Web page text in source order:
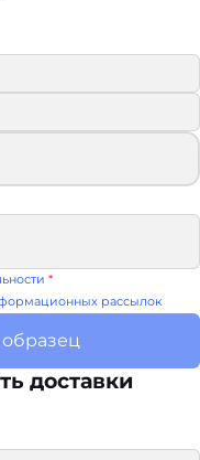
*
рассылок
доставки